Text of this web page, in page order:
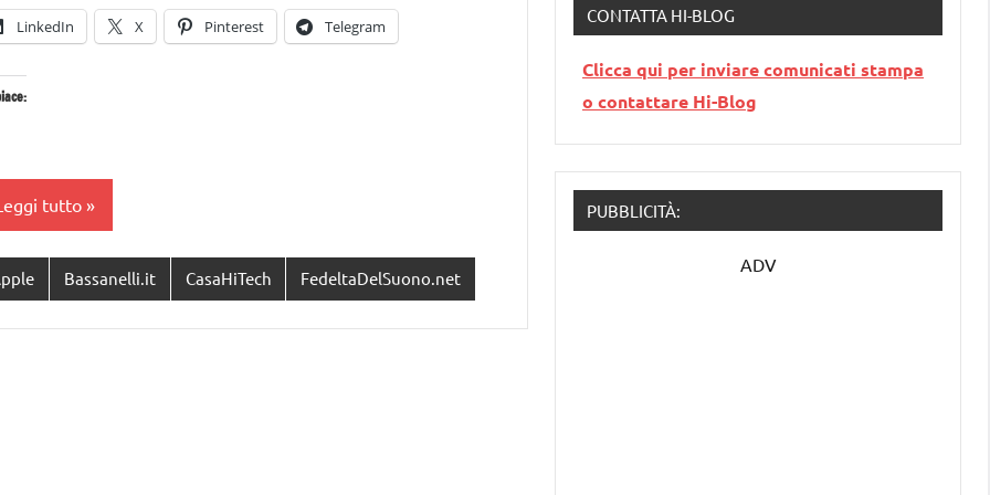
LinkedIn X Pinterest Telegram
tutto
Bassanelli.it CasaHiTech FedeltaDelSuono.net
CONTATTA HI-BLOG
Clicca qui per inviare comunicati stampa
o contattare Hi-Blog
PUBBLICITÀ:
ADV